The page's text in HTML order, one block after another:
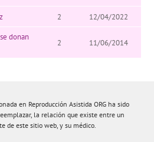
2
12/04/2022
donan
2 11/06/2014
en Reproducción Asistida ORG ha sido
la relación que existe entre un
de este sitio web, y su médico.